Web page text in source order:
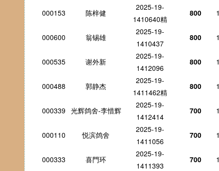
000153 陈梓健
2025-19-
1410640精
800
000600 翁锡雄
2025-19-
1410437
800
000535 谢外新
2025-19-
1412096
800
000488 郭静杰
2025-19-
1411462精
800
000339 光辉鸽舍-李惜辉
2025-19-
1412414
700
000110 悦滨鸽舍
2025-19-
1411056
700
000333 喜門环
2025-19-
1411393
700